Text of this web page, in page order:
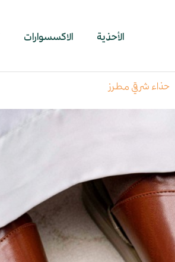
الأحذية الاكسسوارات
حذاء شرقي مطرز